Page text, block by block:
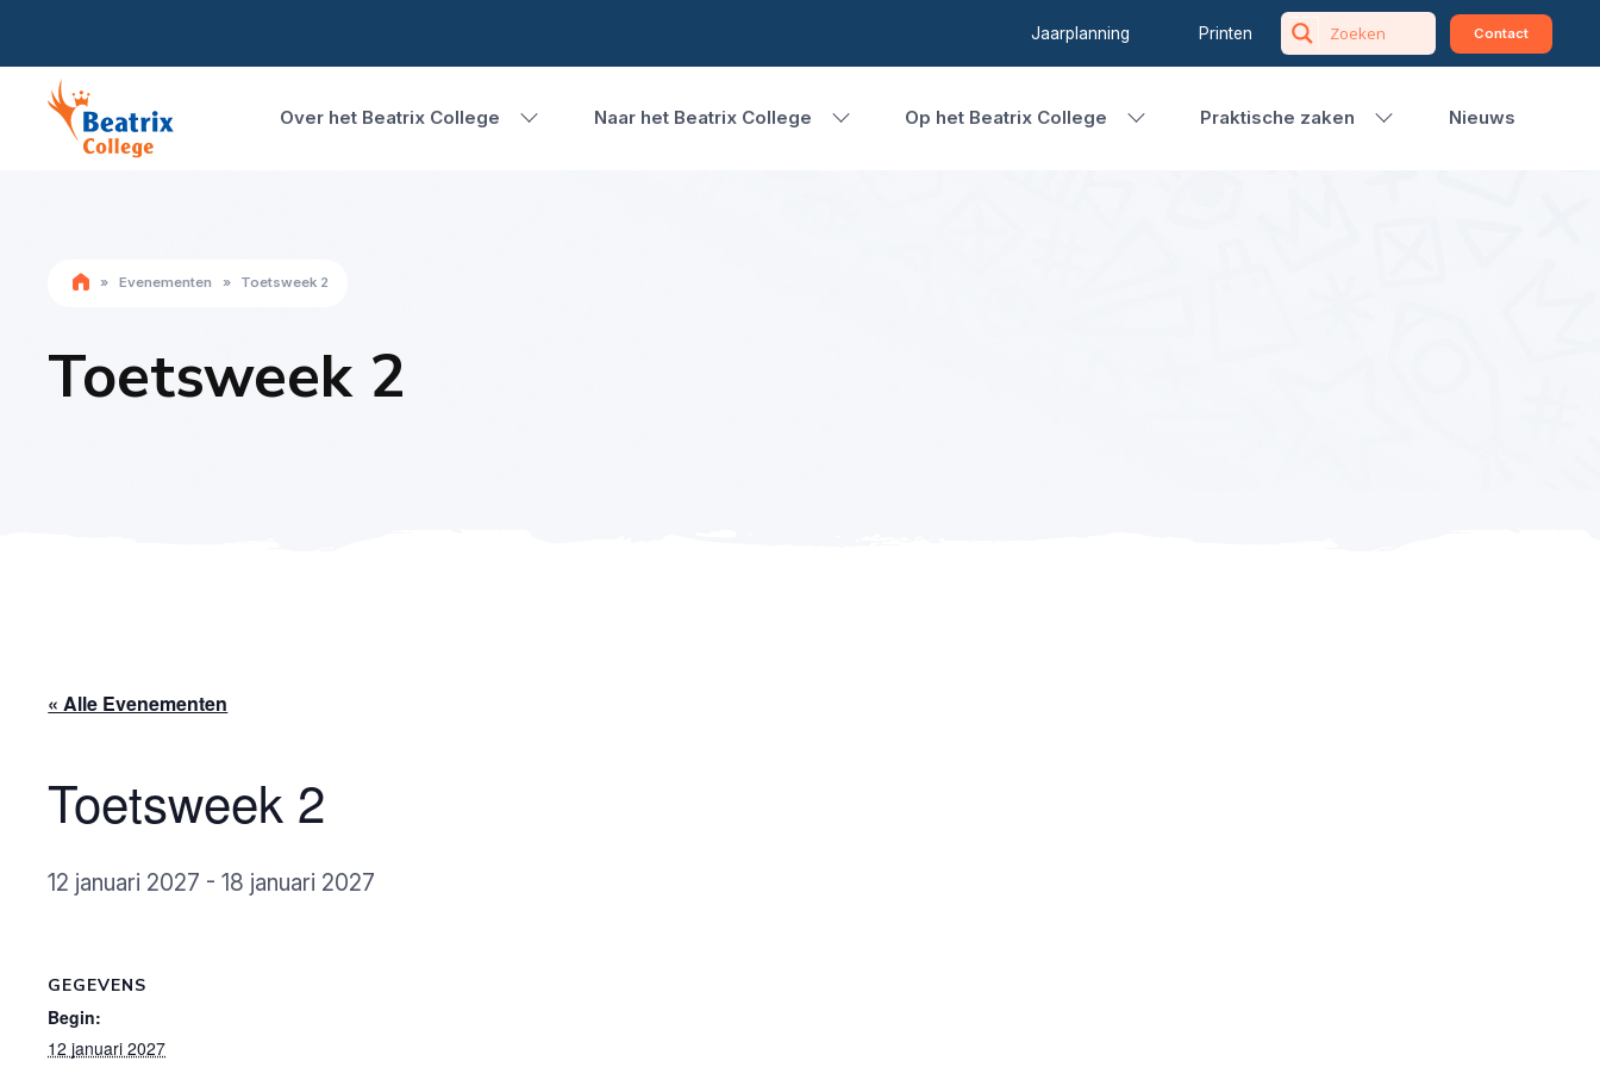
Jaarplanning Printen Contact
Over het Beatrix College Naar het Beatrix College Op het Beatrix College Praktische zaken Nieuws
» Evenementen » Toetsweek 2
Toetsweek 2
« Alle Evenementen
Toetsweek 2
12 januari 2027 -18 januari 2027
GEGEVENS
Begin:
12 januari 2027